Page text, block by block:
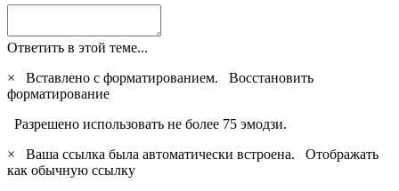
Ответить в этой теме...
×
Вставлено с форматированием. Восстановить
форматирование
Разрешено использовать не более 75 эмодзи.
×
Ваша ссылка была автоматически встроена. Отображать
как обычную ссылку